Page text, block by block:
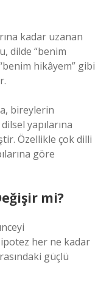
kadar uzanan
dilde “benim
hikâyem” gibi
bireylerin
yapılarına
Özellikle çok dilli
göre
mi?
her ne kadar
güçlü